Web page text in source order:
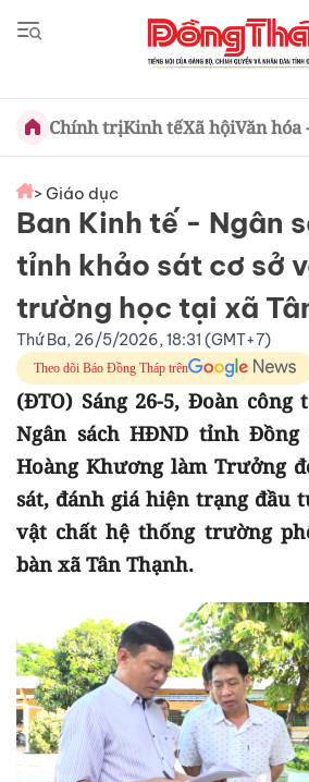
Chính trịKinh tếXã hộiVăn hóa
> Giáo dục
Ban Kinh tế - Ngân
tỉnh khảo sát cơ sở
trường học tại xã
Thứ Ba, 26/5/2026, 18:31 (GMT+7)
Theo dõi Báo Đồng Tháp trên
(ĐTO) Sáng 26-5, Đoàn công
Ngân sách HĐND tỉnh Đồng
Hoàng Khương làm Trưởng
sát, đánh giá hiện trạng đầu
vật chất hệ thống trường
bàn xã Tân Thạnh.